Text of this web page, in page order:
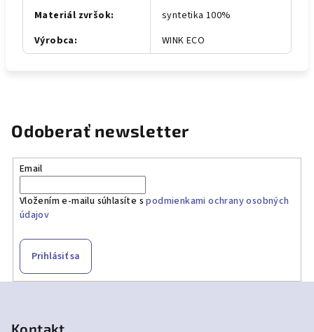
Materiál zvršok:
syntetika 100%
Výrobca: WINK ECO
Odoberať newsletter
Email
Vložením e-mailu súhlasíte spodmienkami ochrany osobných
údajov
Prihlásiť sa